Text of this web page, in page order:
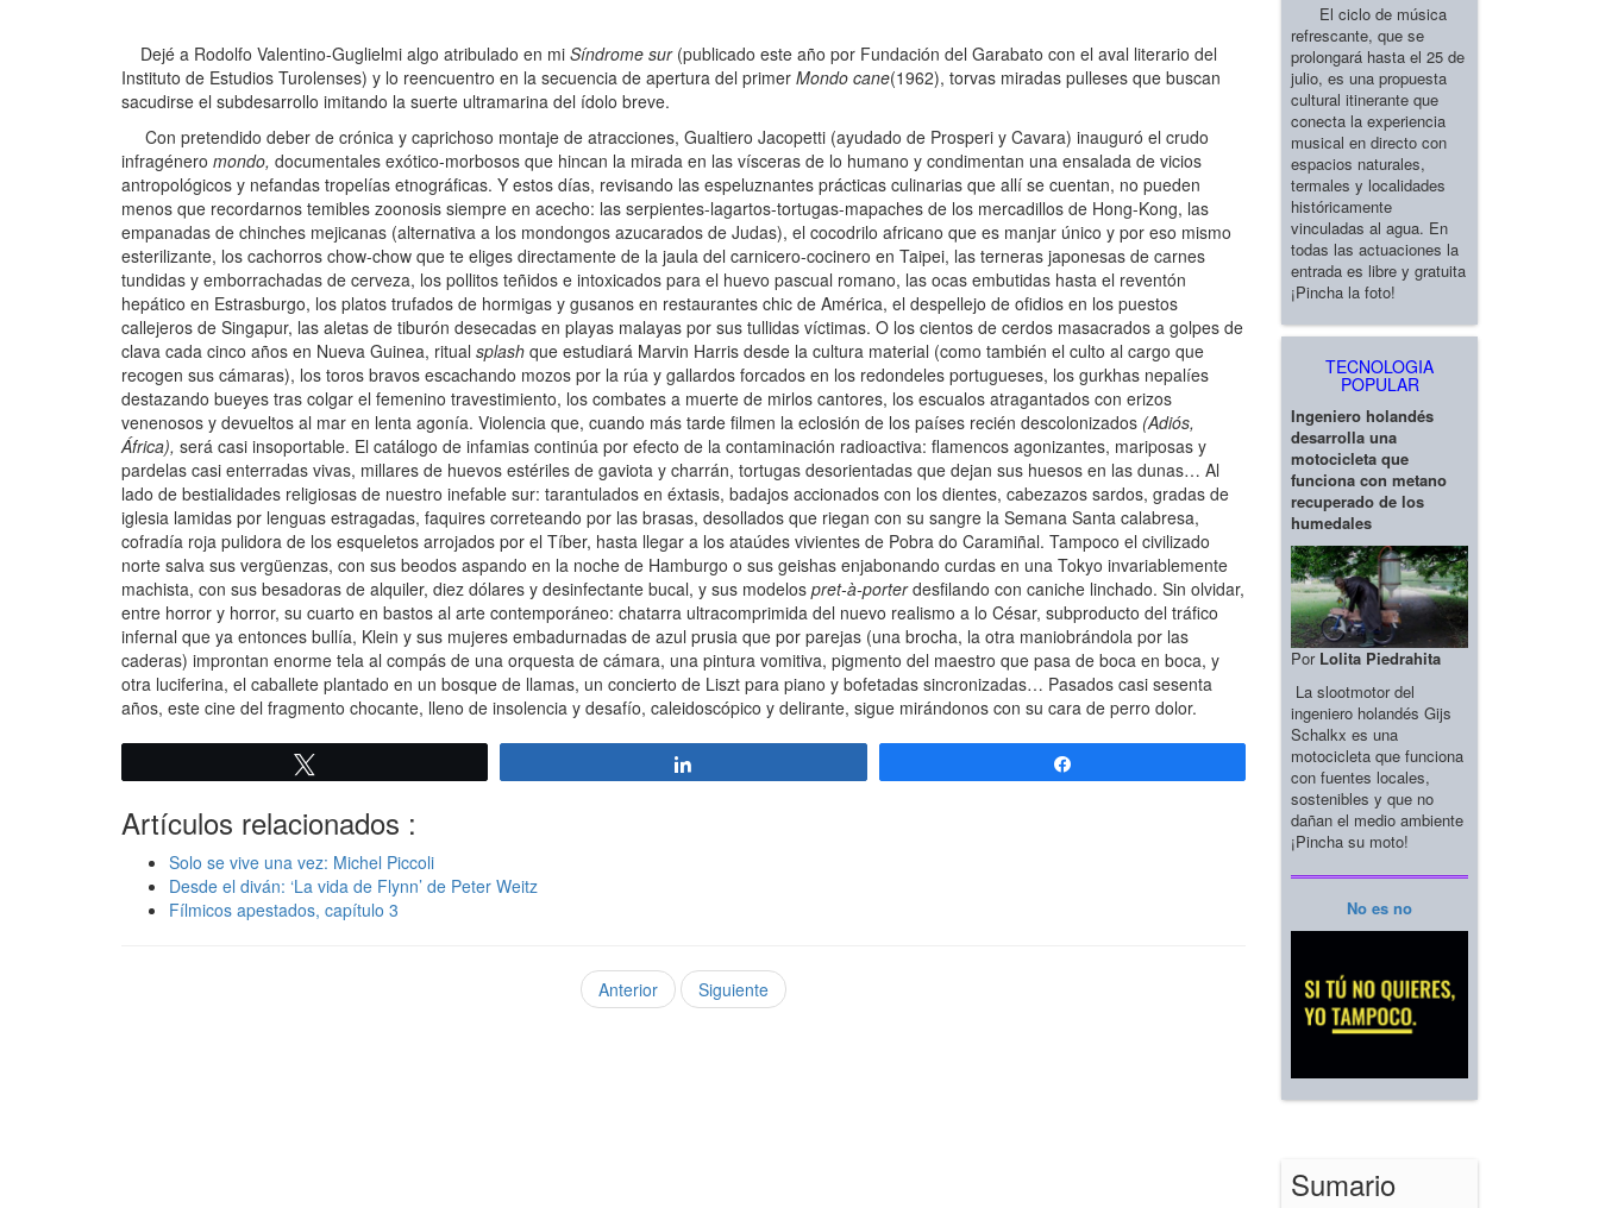
Dejé a Rodolfo Valentino-Guglielmi algo atribulado en mi Síndrome sur(publicado este año por Fundación del Garabato con el aval literario del
Instituto de Estudios Turolenses) y lo reencuentro en la secuencia de apertura del primer Mondo cane(1962), torvas miradas pulleses que buscan
sacudirse el subdesarrollo imitando la suerte ultramarina del ídolo breve.
Con pretendido deber de crónica y caprichoso montaje de atracciones, Gualtiero Jacopetti (ayudado de Prosperi y Cavara) inauguró el crudo
infragénero mondo, documentales exótico-morbosos que hincan la mirada en las vísceras de lo humano y condimentan una ensalada de vicios
antropológicos y nefandas tropelías etnográficas. Y estos días, revisando las espeluznantes prácticas culinarias que allí se cuentan, no pueden
menos que recordarnos temibles zoonosis siempre en acecho: las serpientes-lagartos-tortugas-mapaches de los mercadillos de Hong-Kong, las
empanadas de chinches mejicanas (alternativa a los mondongos azucarados de Judas), el cocodrilo africano que es manjar único y por eso mismo
esterilizante, los cachorros chow-chow que te eliges directamente de la jaula del carnicero-cocinero en Taipei, las terneras japonesas de carnes
tundidas y emborrachadas de cerveza, los pollitos teñidos e intoxicados para el huevo pascual romano, las ocas embutidas hasta el reventón
hepático en Estrasburgo, los platos trufados de hormigas y gusanos en restaurantes chic de América, el despellejo de ofidios en los puestos
callejeros de Singapur, las aletas de tiburón desecadas en playas malayas por sus tullidas víctimas. O los cientos de cerdos masacrados a golpes de
clava cada cinco años en Nueva Guinea, ritual splash que estudiará Marvin Harris desde la cultura material (como también el culto al cargo que
recogen sus cámaras), los toros bravos escachando mozos por la rúa y gallardos forcados en los redondeles portugueses, los gurkhas nepalíes
destazando bueyes tras colgar el femenino travestimiento, los combates a muerte de mirlos cantores, los escualos atragantados con erizos
venenosos y devueltos al mar en lenta agonía. Violencia que, cuando más tarde filmen la eclosión de los países recién descolonizados (Adiós,
África), será casi insoportable. El catálogo de infamias continúa por efecto de la contaminación radioactiva: flamencos agonizantes, mariposas y
pardelas casi enterradas vivas, millares de huevos estériles de gaviota y charrán, tortugas desorientadas que dejan sus huesos en las dunas… Al
lado de bestialidades religiosas de nuestro inefable sur: tarantulados en éxtasis, badajos accionados con los dientes, cabezazos sardos, gradas de
iglesia lamidas por lenguas estragadas, faquires correteando por las brasas, desollados que riegan con su sangre la Semana Santa calabresa,
cofradía roja pulidora de los esqueletos arrojados por el Tíber, hasta llegar a los ataúdes vivientes de Pobra do Caramiñal. Tampoco el civilizado
norte salva sus vergüenzas, con sus beodos aspando en la noche de Hamburgo o sus geishas enjabonando curdas en una Tokyo invariablemente
machista, con sus besadoras de alquiler, diez dólares y desinfectante bucal, y sus modelos pret-à-porterdesfilando con caniche linchado. Sin olvidar,
entre horror y horror, su cuarto en bastos al arte contemporáneo: chatarra ultracomprimida del nuevo realismo a lo César, subproducto del tráfico
infernal que ya entonces bullía, Klein y sus mujeres embadurnadas de azul prusia que por parejas (una brocha, la otra maniobrándola por las
caderas) improntan enorme tela al compás de una orquesta de cámara, una pintura vomitiva, pigmento del maestro que pasa de boca en boca, y
otra luciferina, el caballete plantado en un bosque de llamas, un concierto de Liszt para piano y bofetadas sincronizadas… Pasados casi sesenta
años, este cine del fragmento chocante, lleno de insolencia y desafío, caleidoscópico y delirante, sigue mirándonos con su cara de perro dolor.
Artículos relacionados :
Solo se vive una vez: Michel Piccoli
Desde el diván: ‘La vida de Flynn’ de Peter Weitz
Fílmicos apestados, capítulo 3
Anterior Siguiente
El ciclo de música
refrescante, que se
prolongará hasta el 25 de
julio, es una propuesta
cultural itinerante que
conecta la experiencia
musical en directo con
espacios naturales,
termales y localidades
históricamente
vinculadas al agua. En
todas las actuaciones la
entrada es libre y gratuita
¡Pincha la foto!
TECNOLOGIA
POPULAR
Ingeniero holandés
desarrolla una
motocicleta que
funciona con metano
recuperado de los
humedales
Por Lolita Piedrahita
La slootmotor del
ingeniero holandés Gijs
Schalkx es una
motocicleta que funciona
con fuentes locales,
sostenibles y que no
dañan el medio ambiente
¡Pincha su moto!
No es no
Sumario